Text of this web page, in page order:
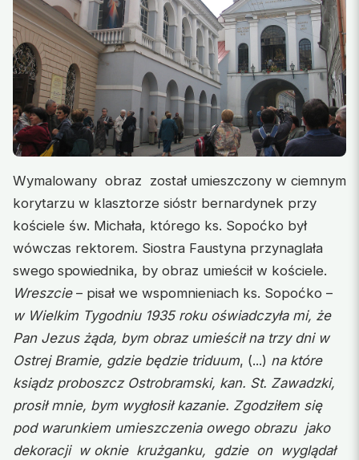
Wymalowany obraz został umieszczony w ciemnym
korytarzu w klasztorze sióstr bernardynek przy
kościele św. Michała, którego ks. Sopoćko był
wówczas rektorem. Siostra Faustyna przynaglała
swego spowiednika, by obraz umieścił w kościele.
Wreszcie– pisał we wspomnieniach ks. Sopoćko –
w Wielkim Tygodniu 1935 roku oświadczyła mi, że
Pan Jezus żąda, bym obraz umieścił na trzy dni w
Ostrej Bramie, gdzie będzie triduum, (...) na które
ksiądz proboszcz Ostrobramski, kan. St. Zawadzki,
prosił mnie, bym wygłosił kazanie. Zgodziłem się
pod warunkiem umieszczenia owego obrazu jako
dekoracji w oknie krużganku, gdzie on wyglądał